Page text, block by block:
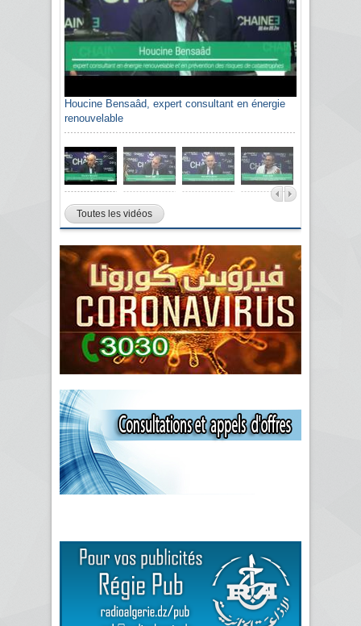
Houcine Bensaâd, expert consultant en énergie
renouvelable
Toutes les vidéos